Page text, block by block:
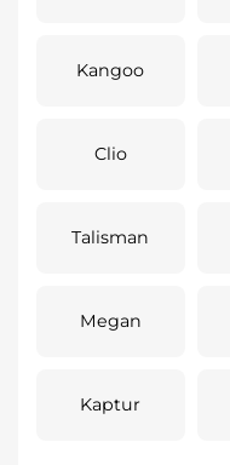
Kangoo
Clio
Talisman
Megan
Kaptur